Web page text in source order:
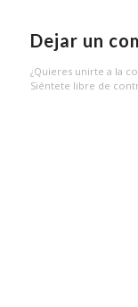
Dejar un
¿Quieres unirte a la
Siéntete libre de